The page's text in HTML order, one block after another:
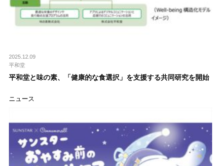
2025.12.09
平和堂
平和堂と味の素、「健康的な食選択」を支援する共同研究を開始
ニュース